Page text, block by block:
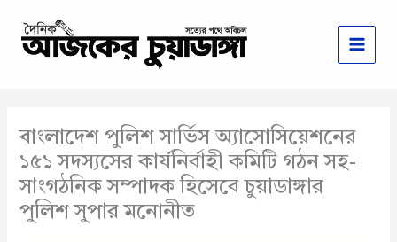
content
বাংলাদেশ পুলিশ সার্ভিস অ্যাসোসিয়েশনের
১৫১ সদস্যসের কার্যনির্বাহী কমিটি গঠন সহ-
সাংগঠনিক সম্পাদক হিসেবে চুয়াডাঙ্গার
পুলিশ সুপার মনোনীত